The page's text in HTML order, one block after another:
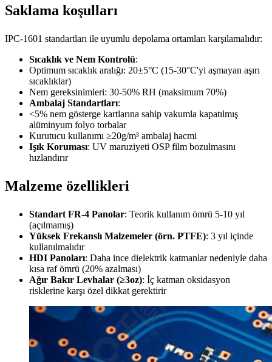
Saklama koşulları
IPC-1601 standartları ile uyumlu depolama ortamları karşılamalıdır:
Sıcaklık ve Nem Kontrolü:
Optimum sıcaklık aralığı: 20±5°C (15-30°C'yi aşmayan aşırı
sıcaklıklar)
Nem gereksinimleri: 30-50% RH (maksimum 70%)
Ambalaj Standartları:
<5% nem gösterge kartlarına sahip vakumla kapatılmış
alüminyum folyo torbalar
Kurutucu kullanımı ≥20g/m³ ambalaj hacmi
Işık Koruması: UV maruziyeti OSP film bozulmasını
hızlandırır
Malzeme özellikleri
Standart FR-4 Panolar: Teorik kullanım ömrü 5-10 yıl
(açılmamış)
Yüksek Frekanslı Malzemeler (örn. PTFE): 3 yıl içinde
kullanılmalıdır
HDI Panoları: Daha ince dielektrik katmanlar nedeniyle daha
kısa raf ömrü (20% azalması)
Ağır Bakır Levhalar (≥3oz): İç katman oksidasyon
risklerine karşı özel dikkat gerektirir